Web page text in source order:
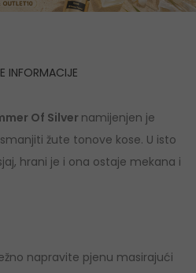
Of Silver namijenjen je
žute tonove kose. U isto
hrani je i ona ostaje mekana i
napravite pjenu masirajući
INFORMACIJE